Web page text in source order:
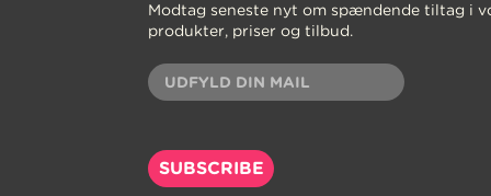
Modtag seneste nyt om spændende tiltag i
produkter, priser og tilbud.